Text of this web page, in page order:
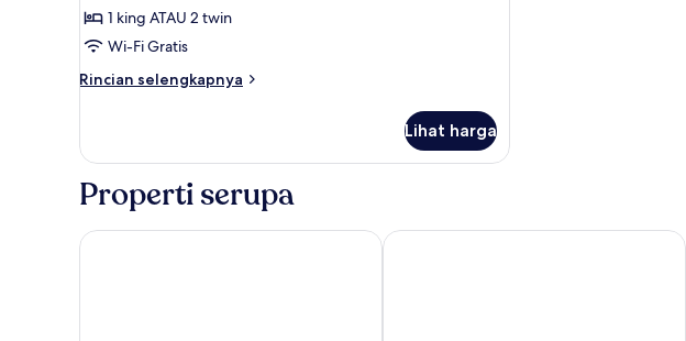
Kamar
Privilege
1 king ATAU 2 twin
Wi-Fi Gratis
Rincian selengkapnya
Rincian
Kamar
Lihat harga
Properti serupa
Pickalbatros Hôtel Du Golf - Adults Friendly 16 Years Plus- All-Inclusive
Nobu Hotel Marrakech